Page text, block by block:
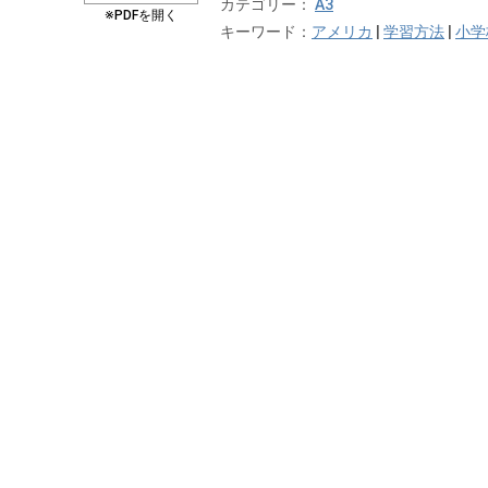
※PDFを開く
カテゴリー： A3
キーワード： アメリカ | 学習方法 | 小学